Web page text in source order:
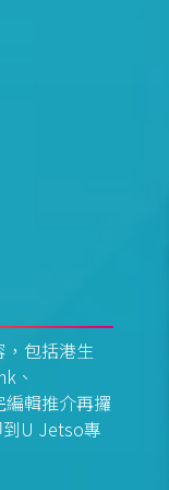
包括港生
、
輯推介再攞
U Jetso專